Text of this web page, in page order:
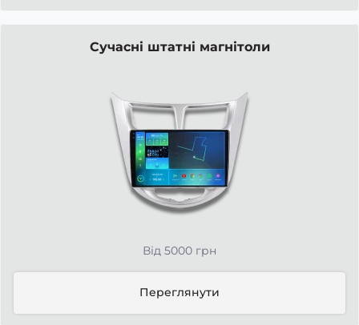
Сучасні штатні магнітоли
Від 5000 грн
Переглянути